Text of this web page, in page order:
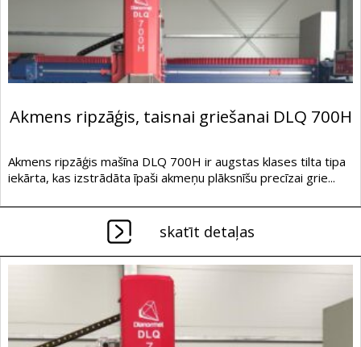
Akmens ripzāģis, taisnai griešanai DLQ 700H
Akmens ripzāģis mašīna DLQ 700H ir augstas klases tilta tipa
iekārta, kas izstrādāta īpaši akmeņu plāksnīšu precīzai grie...
skatīt detaļas